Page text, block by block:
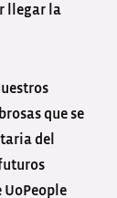
llegar la
que se
del
UoPeople